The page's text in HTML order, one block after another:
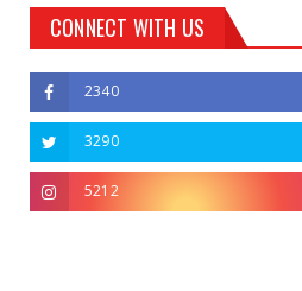
CONNECT WITH US
2340
3290
5212